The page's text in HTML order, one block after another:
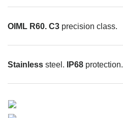
OIML R60. C3 precision class.
Stainless steel. IP68 protection.